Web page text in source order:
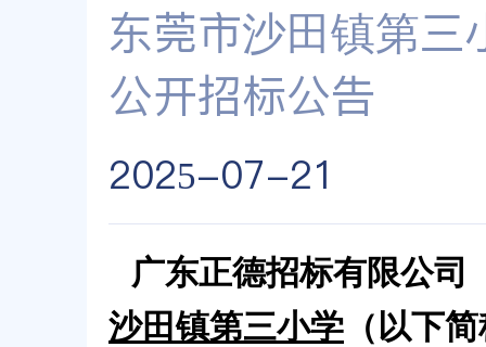
东莞市沙田镇第
公开招标公告
2025-07-21
广东正德招标有限公司
沙田镇第三小学 （以下